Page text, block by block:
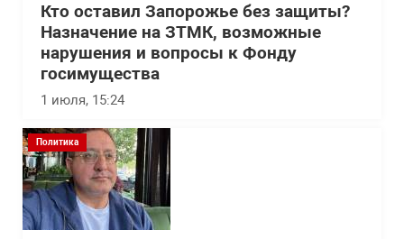
Кто оставил Запорожье без защиты?
Назначение на ЗТМК, возможные
нарушения и вопросы к Фонду
госимущества
1 июля, 15:24
Политика